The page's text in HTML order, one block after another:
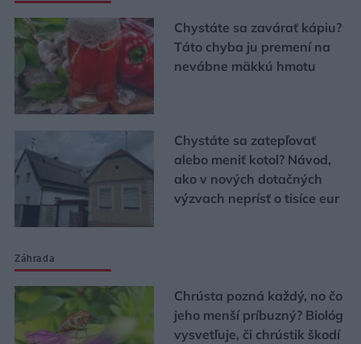
Chystáte sa zavárať kápiu?
Táto chyba ju premení na
nevábne mäkkú hmotu
Chystáte sa zatepľovať
alebo meniť kotol? Návod,
ako v nových dotačných
výzvach neprísť o tisíce eur
Záhrada
Chrústa pozná každý, no čo
jeho menší príbuzný? Biológ
vysvetľuje, či chrústik škodí